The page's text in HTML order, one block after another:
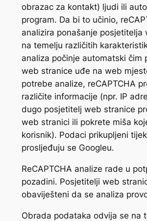
obrazac za kontakt) ljudi ili
program. Da bi to učinio,
analizira ponašanje posjetitelja
na temelju različitih
analiza počinje automatski čim
web stranice uđe na web
potrebe analize, reCAPTCHA
različite informacije (npr. IP
dugo posjetitelj web stranice
web stranici ili pokrete miša
korisnik). Podaci prikupljeni
prosljeđuju se Googleu.
ReCAPTCHA analize rade u
pozadini. Posjetitelji web
obaviješteni da se analiza
Obrada podataka odvija se na